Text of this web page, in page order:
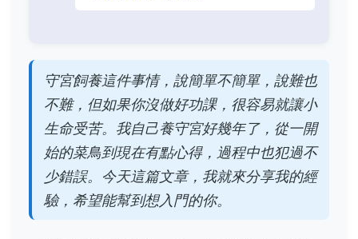
守宮飼養這件事情，說簡單不簡單，說難也
不難，但如果你沒做好功課，很容易就讓小
生命受苦。我自己養守宮好幾年了，從一開
始的菜鳥到現在有點心得，過程中也犯過不
少錯誤。今天這篇文章，我就來分享我的經
驗，希望能幫到想入門的你。